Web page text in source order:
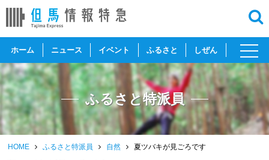
ホーム ニュース イベント ふるさと しぜん
toggle
ふるさと特派員
HOME ふるさと特派員 自然 夏ツバキが見ごろです